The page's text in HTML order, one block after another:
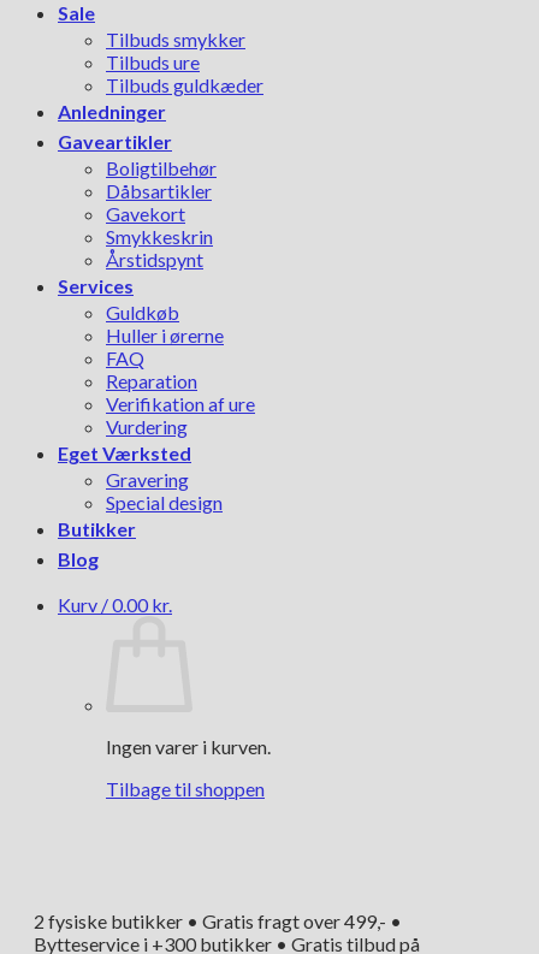
Sale
Tilbuds smykker
Tilbuds ure
Tilbuds guldkæder
Anledninger
Gaveartikler
Boligtilbehør
Dåbsartikler
Gavekort
Smykkeskrin
Årstidspynt
Services
Guldkøb
Huller i ørerne
FAQ
Reparation
Verifikation af ure
Vurdering
Eget Værksted
Gravering
Special design
Butikker
Blog
Kurv /0.00 kr.
Ingen varer i kurven.
Tilbage til shoppen
2 fysiske butikker • Gratis fragt over 499,- •
Bytteservice i +300 butikker • Gratis tilbud på